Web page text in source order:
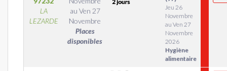
LA
LEZARDE
au Ven 27
Novembre
Places
disponibles
Jeu 26
Novembre
au Ven 27
Novembre
2026
Hygiène
alimentaire